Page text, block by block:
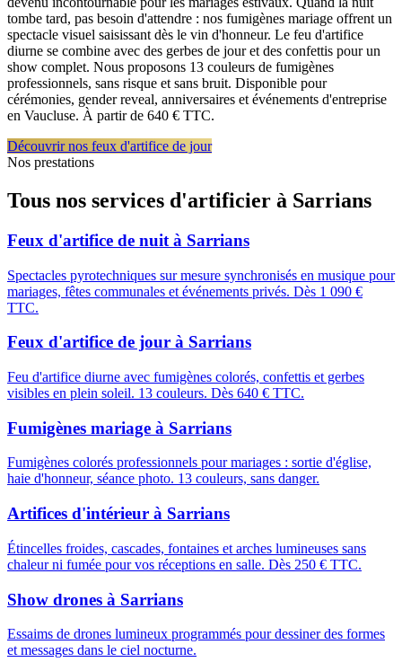
tombe tard, pas besoin d'attendre : nos fumigènes mariage offrent un
spectacle visuel saisissant dès le vin d'honneur. Le feu d'artifice
diurne se combine avec des gerbes de jour et des confettis pour un
show complet. Nous proposons 13 couleurs de fumigènes
professionnels, sans risque et sans bruit. Disponible pour
cérémonies, gender reveal, anniversaires et événements d'entreprise
en Vaucluse. À partir de 640 € TTC.
Découvrir nos feux d'artifice de jour
Nos prestations
Tous nos services d'artificier à Sarrians
Feux d'artifice de nuit à Sarrians
Spectacles pyrotechniques sur mesure synchronisés en musique pour
mariages, fêtes communales et événements privés. Dès 1 090 €
TTC.
Feux d'artifice de jour à Sarrians
Feu d'artifice diurne avec fumigènes colorés, confettis et gerbes
visibles en plein soleil. 13 couleurs. Dès 640 € TTC.
Fumigènes mariage à Sarrians
Fumigènes colorés professionnels pour mariages : sortie d'église,
haie d'honneur, séance photo. 13 couleurs, sans danger.
Artifices d'intérieur à Sarrians
Étincelles froides, cascades, fontaines et arches lumineuses sans
chaleur ni fumée pour vos réceptions en salle. Dès 250 € TTC.
Show drones à Sarrians
Essaims de drones lumineux programmés pour dessiner des formes
et messages dans le ciel nocturne.